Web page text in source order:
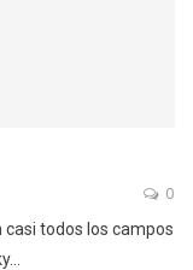
0
casi todos los campos